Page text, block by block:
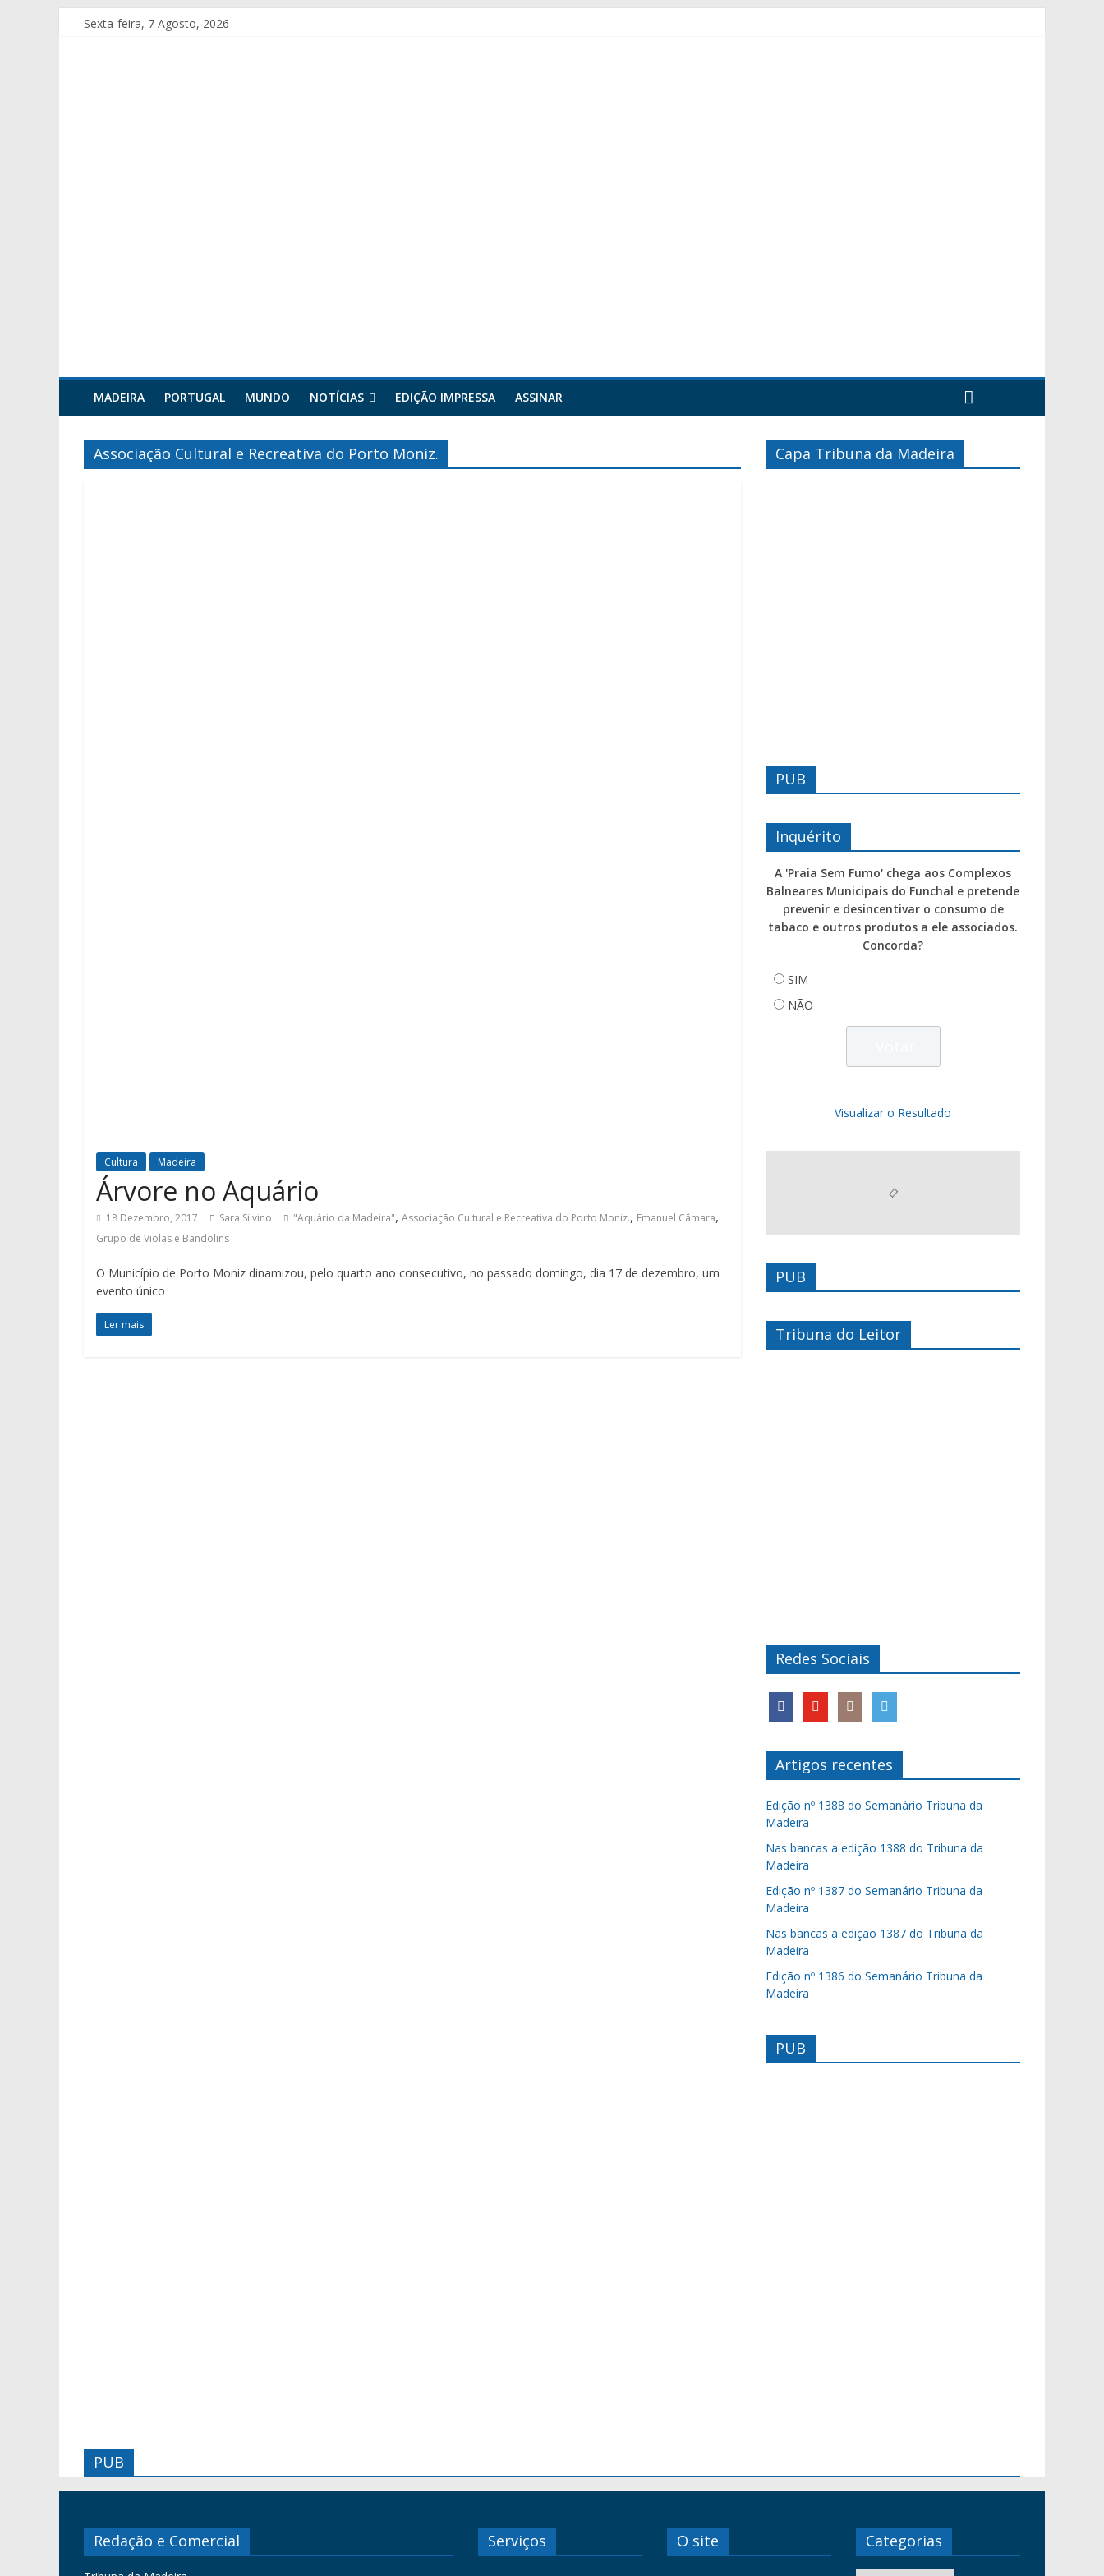
Sexta-feira, 7 Agosto, 2026
MADEIRA PORTUGAL MUNDO NOTÍCIAS EDIÇÃO IMPRESSA ASSINAR
Associação Cultural e Recreativa do Porto Moniz.
Cultura Madeira
Árvore no Aquário
18 Dezembro, 2017 Sara Silvino "Aquário da Madeira", Associação Cultural e Recreativa do Porto Moniz., Emanuel Câmara,
Grupo de Violas e Bandolins
O Município de Porto Moniz dinamizou, pelo quarto ano consecutivo, no passado domingo, dia 17 de dezembro, um
evento único
Ler mais
Capa Tribuna da Madeira
PUB
Inquérito
A 'Praia Sem Fumo' chega aos Complexos
Balneares Municipais do Funchal e pretende
prevenir e desincentivar o consumo de
tabaco e outros produtos a ele associados.
Concorda?
SIM
NÃO
Visualizar o Resultado
PUB
Tribuna do Leitor
Redes Sociais
Artigos recentes
Edição nº 1388 do Semanário Tribuna da
Madeira
Nas bancas a edição 1388 do Tribuna da
Madeira
Edição nº 1387 do Semanário Tribuna da
Madeira
Nas bancas a edição 1387 do Tribuna da
Madeira
Edição nº 1386 do Semanário Tribuna da
Madeira
PUB
PUB
Redação e Comercial Serviços O site Categorias